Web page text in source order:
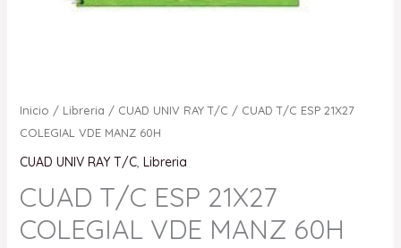
Inicio / Libreria / CUAD UNIV RAY T/C / CUAD T/C ESP 21X27
COLEGIAL VDE MANZ 60H
CUAD UNIV RAY T/C, Libreria
CUAD T/C ESP 21X27
COLEGIAL VDE MANZ 60H